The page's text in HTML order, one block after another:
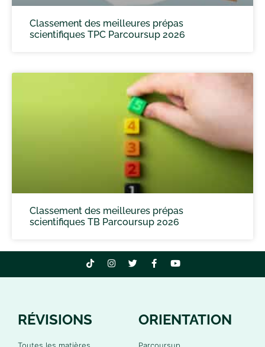
Classement des meilleures prépas
scientifiques TPC Parcoursup 2026
Classement des meilleures prépas
scientifiques TB Parcoursup 2026
RÉVISIONS ORIENTATION